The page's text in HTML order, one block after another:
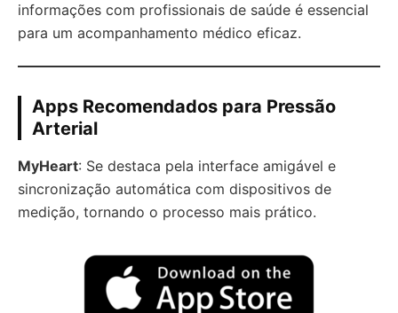
informações com profissionais de saúde é essencial
para um acompanhamento médico eficaz.
Apps Recomendados para Pressão
Arterial
MyHeart: Se destaca pela interface amigável e
sincronização automática com dispositivos de
medição, tornando o processo mais prático.